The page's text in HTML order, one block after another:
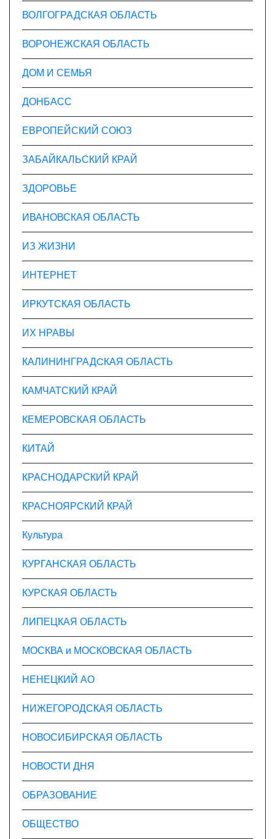
ВОЛГОГРАДСКАЯ ОБЛАСТЬ
ВОРОНЕЖСКАЯ ОБЛАСТЬ
ДОМ И СЕМЬЯ
ДОНБАСС
ЕВРОПЕЙСКИЙ СОЮЗ
ЗАБАЙКАЛЬСКИЙ КРАЙ
ЗДОРОВЬЕ
ИВАНОВСКАЯ ОБЛАСТЬ
ИЗ ЖИЗНИ
ИНТЕРНЕТ
ИРКУТСКАЯ ОБЛАСТЬ
ИХ НРАВЫ
КАЛИНИНГРАДCКАЯ ОБЛАСТЬ
КАМЧАТСКИЙ КРАЙ
КЕМЕРОВСКАЯ ОБЛАСТЬ
КИТАЙ
КРАСНОДАРСКИЙ КРАЙ
КРАСНОЯРСКИЙ КРАЙ
Культура
КУРГАНСКАЯ ОБЛАСТЬ
КУРСКАЯ ОБЛАСТЬ
ЛИПЕЦКАЯ ОБЛАСТЬ
МОСКВА и МОСКОВСКАЯ ОБЛАСТЬ
НЕНЕЦКИЙ АО
НИЖЕГОРОДСКАЯ ОБЛАСТЬ
НОВОСИБИРСКАЯ ОБЛАСТЬ
НОВОСТИ ДНЯ
ОБРАЗОВАНИЕ
ОБЩЕСТВО